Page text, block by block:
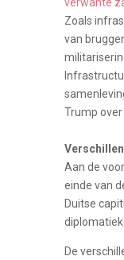
Zoals
van
Trump
Aan de
einde van
Duitse
De